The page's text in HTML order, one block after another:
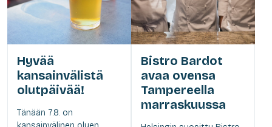
Hyvää
kansainvälistä
olutpäivää!
Tänään 7.8. on
Bistro Bardot
avaa ovensa
Tampereella
marraskuussa